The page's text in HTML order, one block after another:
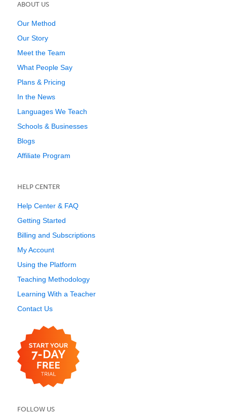
ABOUT US
Our Method
Our Story
Meet the Team
What People Say
Plans & Pricing
In the News
Languages We Teach
Schools & Businesses
Blogs
Affiliate Program
HELP CENTER
Help Center & FAQ
Getting Started
Billing and Subscriptions
My Account
Using the Platform
Teaching Methodology
Learning With a Teacher
Contact Us
FOLLOW US